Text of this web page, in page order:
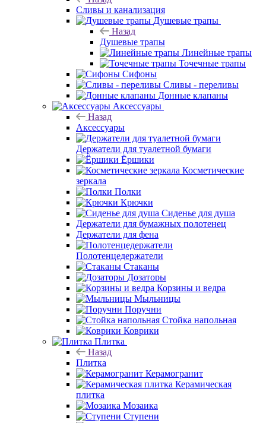
Сливы и канализация
Душевые трапы
Назад
Душевые трапы
Линейные трапы
Точечные трапы
Сифоны
Сливы - переливы
Донные клапаны
Аксессуары
Назад
Аксессуары
Держатели для туалетной бумаги
Ёршики
Косметические
зеркала
Полки
Крючки
Сиденье для душа
Держатели для бумажных полотенец
Держатели для фена
Полотенцедержатели
Стаканы
Дозаторы
Корзины и ведра
Мыльницы
Поручни
Стойка напольная
Коврики
Плитка
Назад
Плитка
Керамогранит
Керамическая
плитка
Мозаика
Ступени